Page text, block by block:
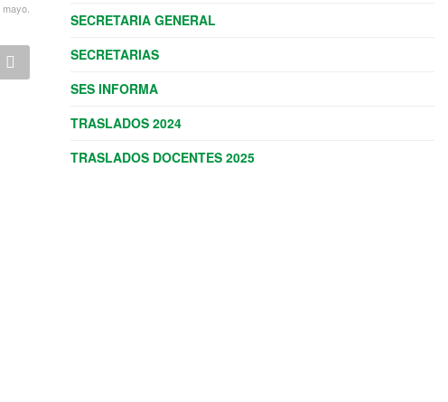
SECRETARIA GENERAL
SECRETARIAS
SES INFORMA
TRASLADOS 2024
TRASLADOS DOCENTES 2025